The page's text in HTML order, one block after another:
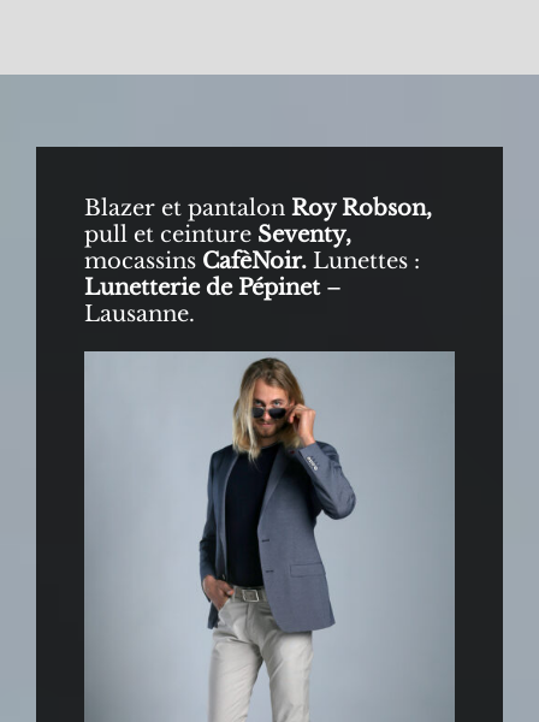
Blazer et pantalon Roy Robson,
pull et ceintureSeventy,
mocassins CafèNoir. Lunettes :
Lunetterie de Pépinet–
Lausanne.